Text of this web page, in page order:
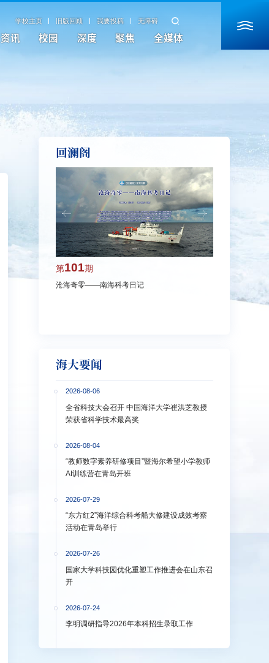
学校主页 旧版回顾 我要投稿 无障碍
资讯 校园 深度 聚焦 全媒体
回澜阁
第101期
沧海奇零——南海科考日记
洋大学多措并
海大要闻
2026-08-06
全省科技大会召开 中国海洋大学崔洪芝教授
荣获省科学技术最高奖
2026-08-04
“教师数字素养研修项目”暨海尔希望小学教师
AI训练营在青岛开班
2026-07-29
“东方红2”海洋综合科考船大修建设成效考察
活动在青岛举行
2026-07-26
国家大学科技园优化重塑工作推进会在山东召
开
2026-07-24
李明调研指导2026年本科招生录取工作